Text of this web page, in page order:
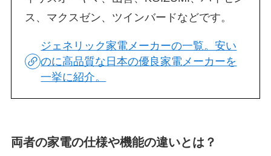
ス、マクスゼン、ツインバードなどです。
ジェネリック家電メーカーの一覧。安い
のに高品質な日本の優良家電メーカーを
一挙に紹介。
両者の家電の仕様や機能の違いとは？